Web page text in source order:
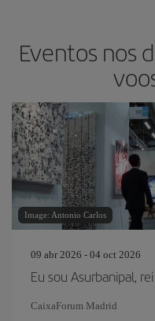
Eventos nos
Image: Antonio Carlos
09 abr 2026 - 04 oct 2026
Eu sou Asurbanipal,
CaixaForum Madrid